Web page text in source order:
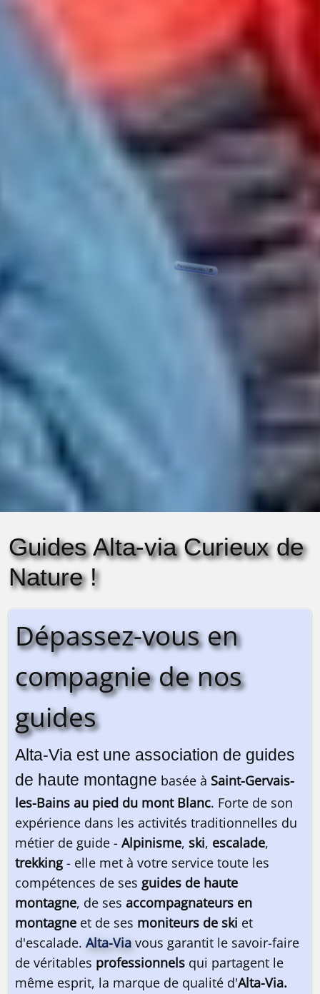
Guides Alta-via Curieux de
Nature !
Dépassez-vous en
compagnie de nos
guides
Alta-Via est une association de guides
de haute montagne basée à Saint-Gervais-
les-Bains au pied du mont Blanc. Forte de son
expérience dans les activités traditionnelles du
métier de guide - Alpinisme, ski, escalade,
trekking- elle met à votre service toute les
compétences de ses guides de haute
montagne, de ses accompagnateurs en
montagne et de ses moniteurs de ski et
d'escalade. Alta-Viavous garantit le savoir-faire
de véritables professionnels qui partagent le
même esprit, la marque de qualité d'Alta-Via.